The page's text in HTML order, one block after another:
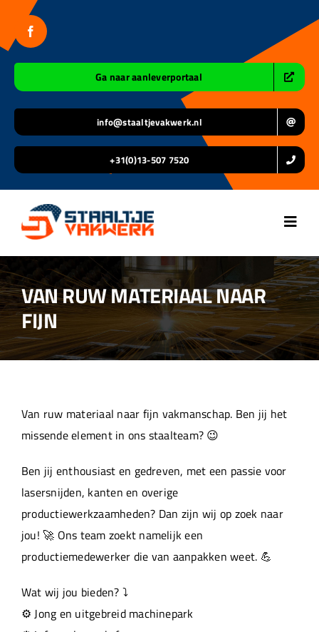
inhoud
Ga naar aanleverportaal
info@staaltjevakwerk.nl
+31(0)13-507 7520
Home
Over ons
Projecten
Machinepark
Werken bij
VAN RUW MATERIAAL NAAR
FIJN
Van ruw materiaal naar fijn vakmanschap. Ben jij het
missende element in ons staalteam? 😉
Ben jij enthousiast en gedreven, met een passie voor
lasersnijden, kanten en overige
productiewerkzaamheden? Dan zijn wij op zoek naar
jou! 🚀 Ons team zoekt namelijk een
productiemedewerker die van aanpakken weet. 💪
Wat wij jou bieden? ⤵️
⚙️ Jong en uitgebreid machinepark